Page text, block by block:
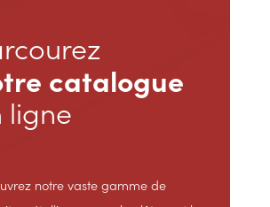
catalogue
ligne
notre vaste gamme de